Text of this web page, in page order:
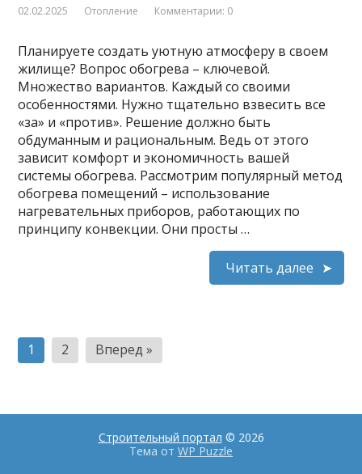
02.02.2025 Отопление Комментарии: 0
Планируете создать уютную атмосферу в своем
жилище? Вопрос обогрева – ключевой.
Множество вариантов. Каждый со своими
особенностями. Нужно тщательно взвесить все
«за» и «против». Решение должно быть
обдуманным и рациональным. Ведь от этого
зависит комфорт и экономичность вашей
системы обогрева. Рассмотрим популярный метод
обогрева помещений – использование
нагревательных приборов, работающих по
принципу конвекции. Они просты …
Читать далее
Пагинация
записей
1 2 Вперед »
Строительный портал © 2026
Тема от WP Puzzle